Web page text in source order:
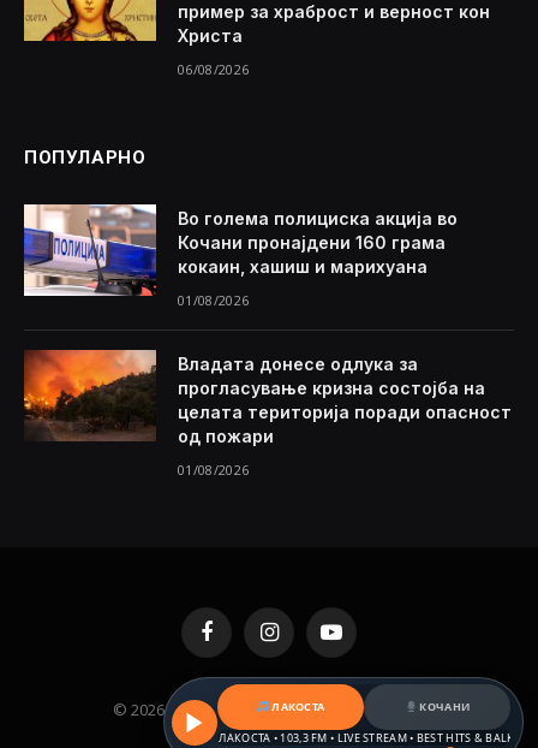
пример за храброст и верност кон
Христа
06/08/2026
ПОПУЛАРНО
Во голема полициска акција во
Кочани пронајдени 160 грама
кокаин, хашиш и марихуана
01/08/2026
Владата донесе одлука за
прогласување кризна состојба на
целата територија поради опасност
од пожари
01/08/2026
FacebookInstagramYouTube
© 2026 KAMENICA.MK. Designed by MKNET.
ЛАКОСТА
КОЧАНИ
РАДИО ЛАКОСТА • 103,3 FM • LIVE STREAM • BEST HITS & BALKAN BEATS